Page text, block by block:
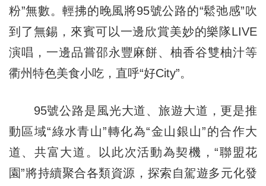
粉”無數。輕拂的晚風將95號公路的“鬆弛感”吹
到了無錫，來賓可以一邊欣賞美妙的樂隊LIVE
演唱，一邊品嘗邵永豐麻餅、柚香谷雙柚汁等
衢州特色美食小吃，直呼“好City”。
95號公路是風光大道、旅遊大道，更是推
動區域“綠水青山”轉化為“金山銀山”的合作大
道、共富大道。以此次活動為契機，“聯盟花
園”將持續聚合各類資源，探索自駕遊多元化發